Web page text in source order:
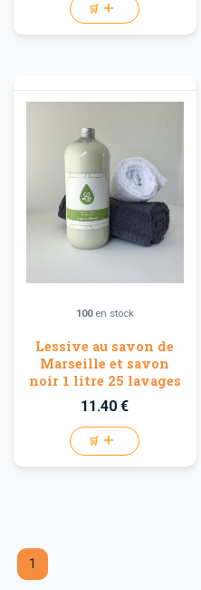
🛒
100en stock
Lessive au savon de
Marseille et savon
noir 1 litre 25 lavages
11.40 €
🛒
1